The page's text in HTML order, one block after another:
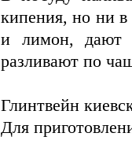
кипения, но ни в
и лимон, дают
разливают по
Глинтвейн
Для